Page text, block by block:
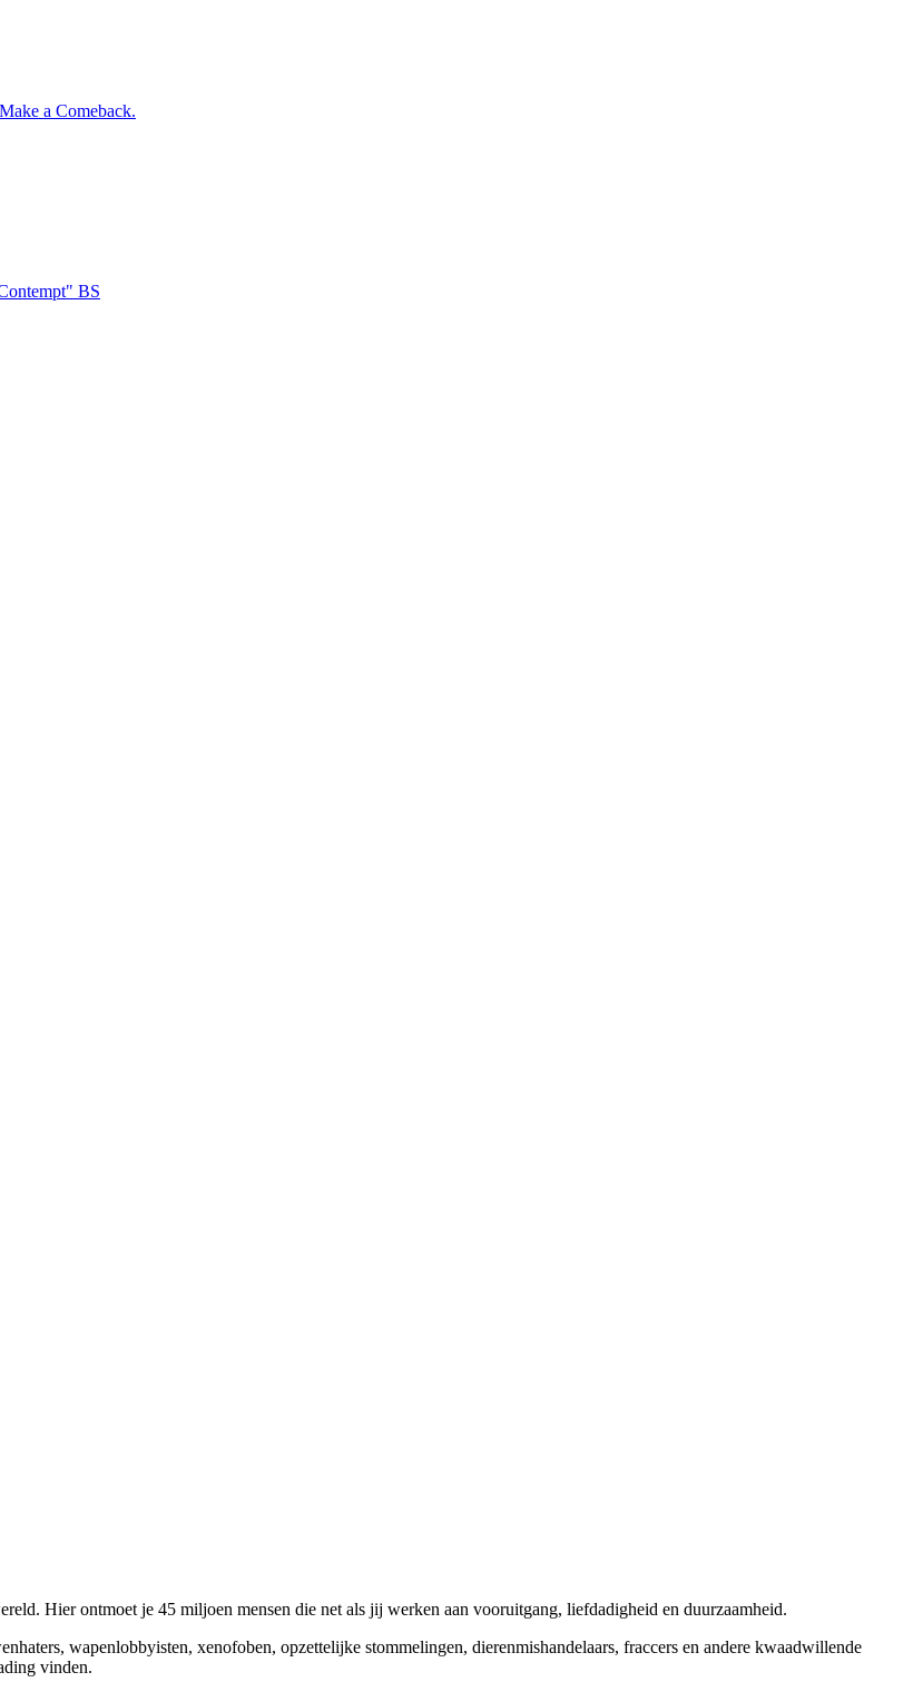
a Comeback.
BS
Hier ontmoet je 45 miljoen mensen die net als jij werken aan vooruitgang, liefdadigheid en duurzaamheid.
wapenlobbyisten, xenofoben, opzettelijke stommelingen, dierenmishandelaars, fraccers en andere kwaadwillende
vinden.